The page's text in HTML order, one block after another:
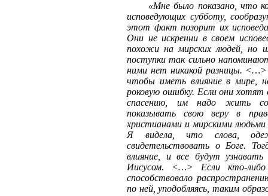
«Мне было показано, что
исповедующих субботу,
этот факт позорит их
Они не искренни в своем
похожи на мирских людей, но
поступки так сильно
ними нет никакой разницы.
чтобы иметь влияние в мире,
роковую ошибку. Если они хотят
спасению, им надо жить
показывать свою веру в
христианами и мирскими
Я видела, что слова,
свидетельствовать о Боге.
влияние, и все будут
Иисусом. <…> Если кто-
способствовало
по ней, уподобляясь, таким